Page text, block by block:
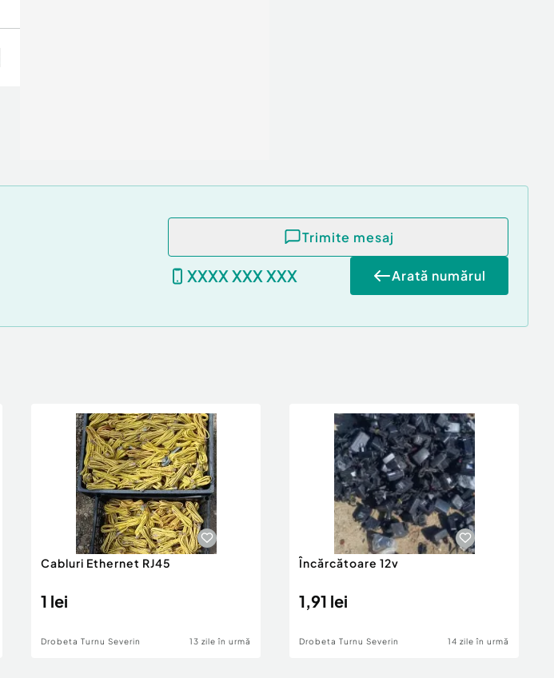
Trimite mesaj
XXXX XXX XXX Arată numărul
Cabluri Ethernet RJ45
1 lei
Drobeta Turnu Severin 13 zile în urmă
Încărcătoare 12v
1,91 lei
Drobeta Turnu Severin 14 zile în urmă